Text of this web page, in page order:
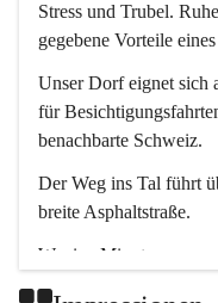
Stress und Trubel.
gegebene Vorteile
Unser Dorf eignet sich
für
benachbarte Schweiz.
Der Weg ins Tal führt
breite Asphaltstraße.
Wenige Minuten nur,